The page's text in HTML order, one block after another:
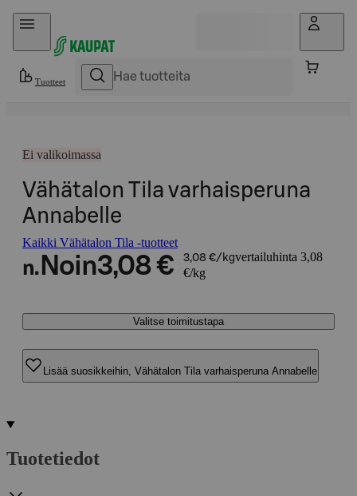
Hyppää sisältöön
Tuotteet
Ei valikoimassa
Vähätalon Tila varhaisperuna
Annabelle
Kaikki Vähätalon Tila -tuotteet
n. Noin3,08 € 3,08 €/kgvertailuhinta 3,08
€/kg
Valitse toimitustapa
Lisää suosikkeihin, Vähätalon Tila varhaisperuna Annabelle
Tuotetiedot